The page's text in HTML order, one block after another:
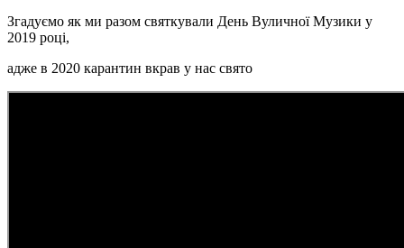
Згадуємо як ми разом святкували День Вуличної Музики у
2019 році,
адже в 2020 карантин вкрав у нас свято